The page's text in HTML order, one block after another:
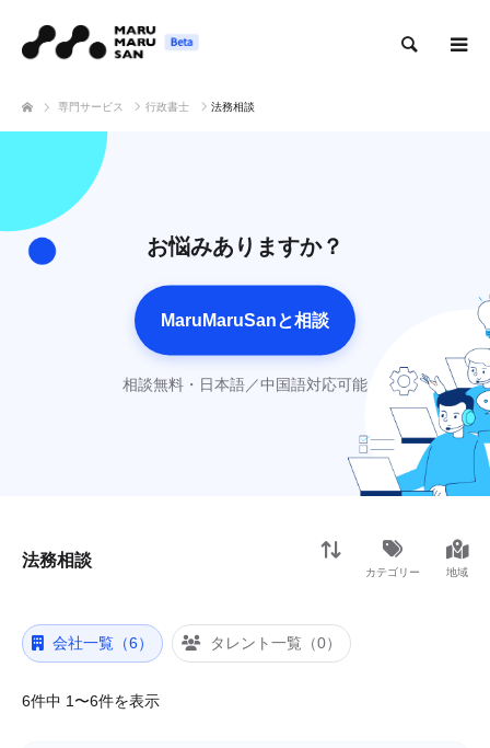
専門サービス 行政書士 法務相談
お悩みありますか？
MaruMaruSanと相談
相談無料・日本語／中国語対応可能
法務相談
カテゴリー 地域
会社一覧（6） タレント一覧（0）
6件中 1〜6件を表示